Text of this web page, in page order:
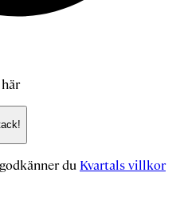
du Kvartals villkor